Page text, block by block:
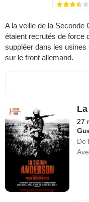
A la veille de la Seconde
étaient recrutés de force
suppléer dans les usines
sur le front allemand.
27
De